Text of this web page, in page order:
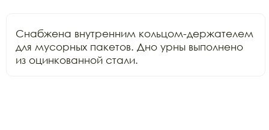
Снабжена внутренним кольцом-держателем
для мусорных пакетов. Дно урны выполнено
из оцинкованной стали.